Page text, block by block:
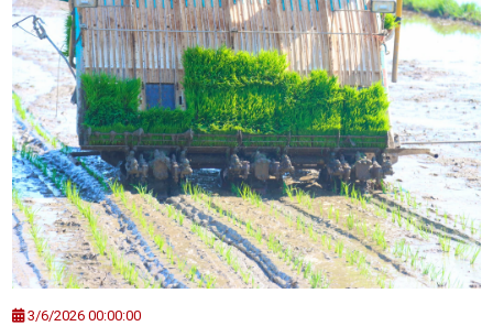
3/6/2026 00:00:00